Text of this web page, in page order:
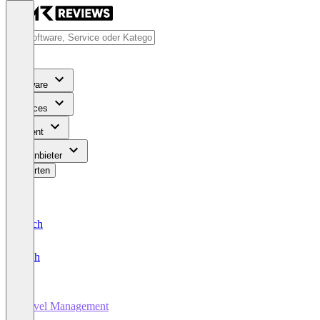
Software
Services
Content
Für Anbieter
Bewerten
Deutsch
English
Travel Management